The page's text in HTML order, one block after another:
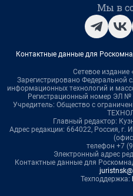
Мы в
Контактные данные для
Сетевое издание
Зарегистрировано Федеральной
информационных технологий и
Регистрационный номер ЭЛ №
Учредитель: Общество с
Главный редактор:
Адрес редакции: 664022, Россия, г.
телефон +7
Электронный адрес
Контактные данные для
Техподдержка: